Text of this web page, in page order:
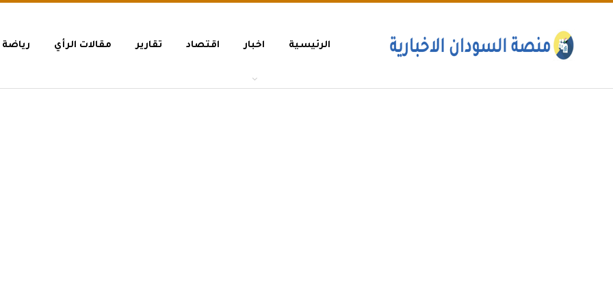
الرئيسية اخبار اقتصاد تقارير مقالات الرأي رياضة